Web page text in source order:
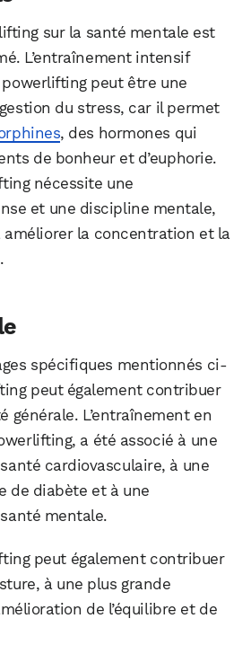
sur la santé mentale est
L’entraînement intensif
peut être une
du stress, car il permet
, des hormones qui
de bonheur et d’euphorie.
nécessite une
et une discipline mentale,
améliorer la concentration et la
spécifiques mentionnés ci-
peut également contribuer
générale. L’entraînement en
a été associé à une
cardiovasculaire, à une
de diabète et à une
mentale.
peut également contribuer
à une plus grande
de l’équilibre et de